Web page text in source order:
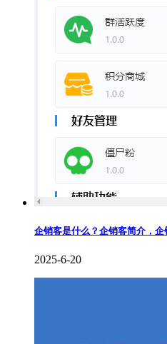
企销客是什么？企销客简介，企
2025-6-20